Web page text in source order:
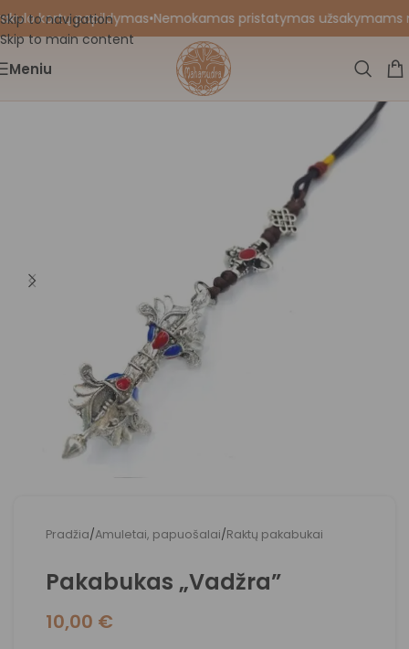
Skip to navigation
Skip to main content
kortų papildymas•Nemokamas pristatymas užsakymams
Meniu
Pradžia/Amuletai, papuošalai/Raktų pakabukai
Pakabukas „Vadžra”
10,00 €